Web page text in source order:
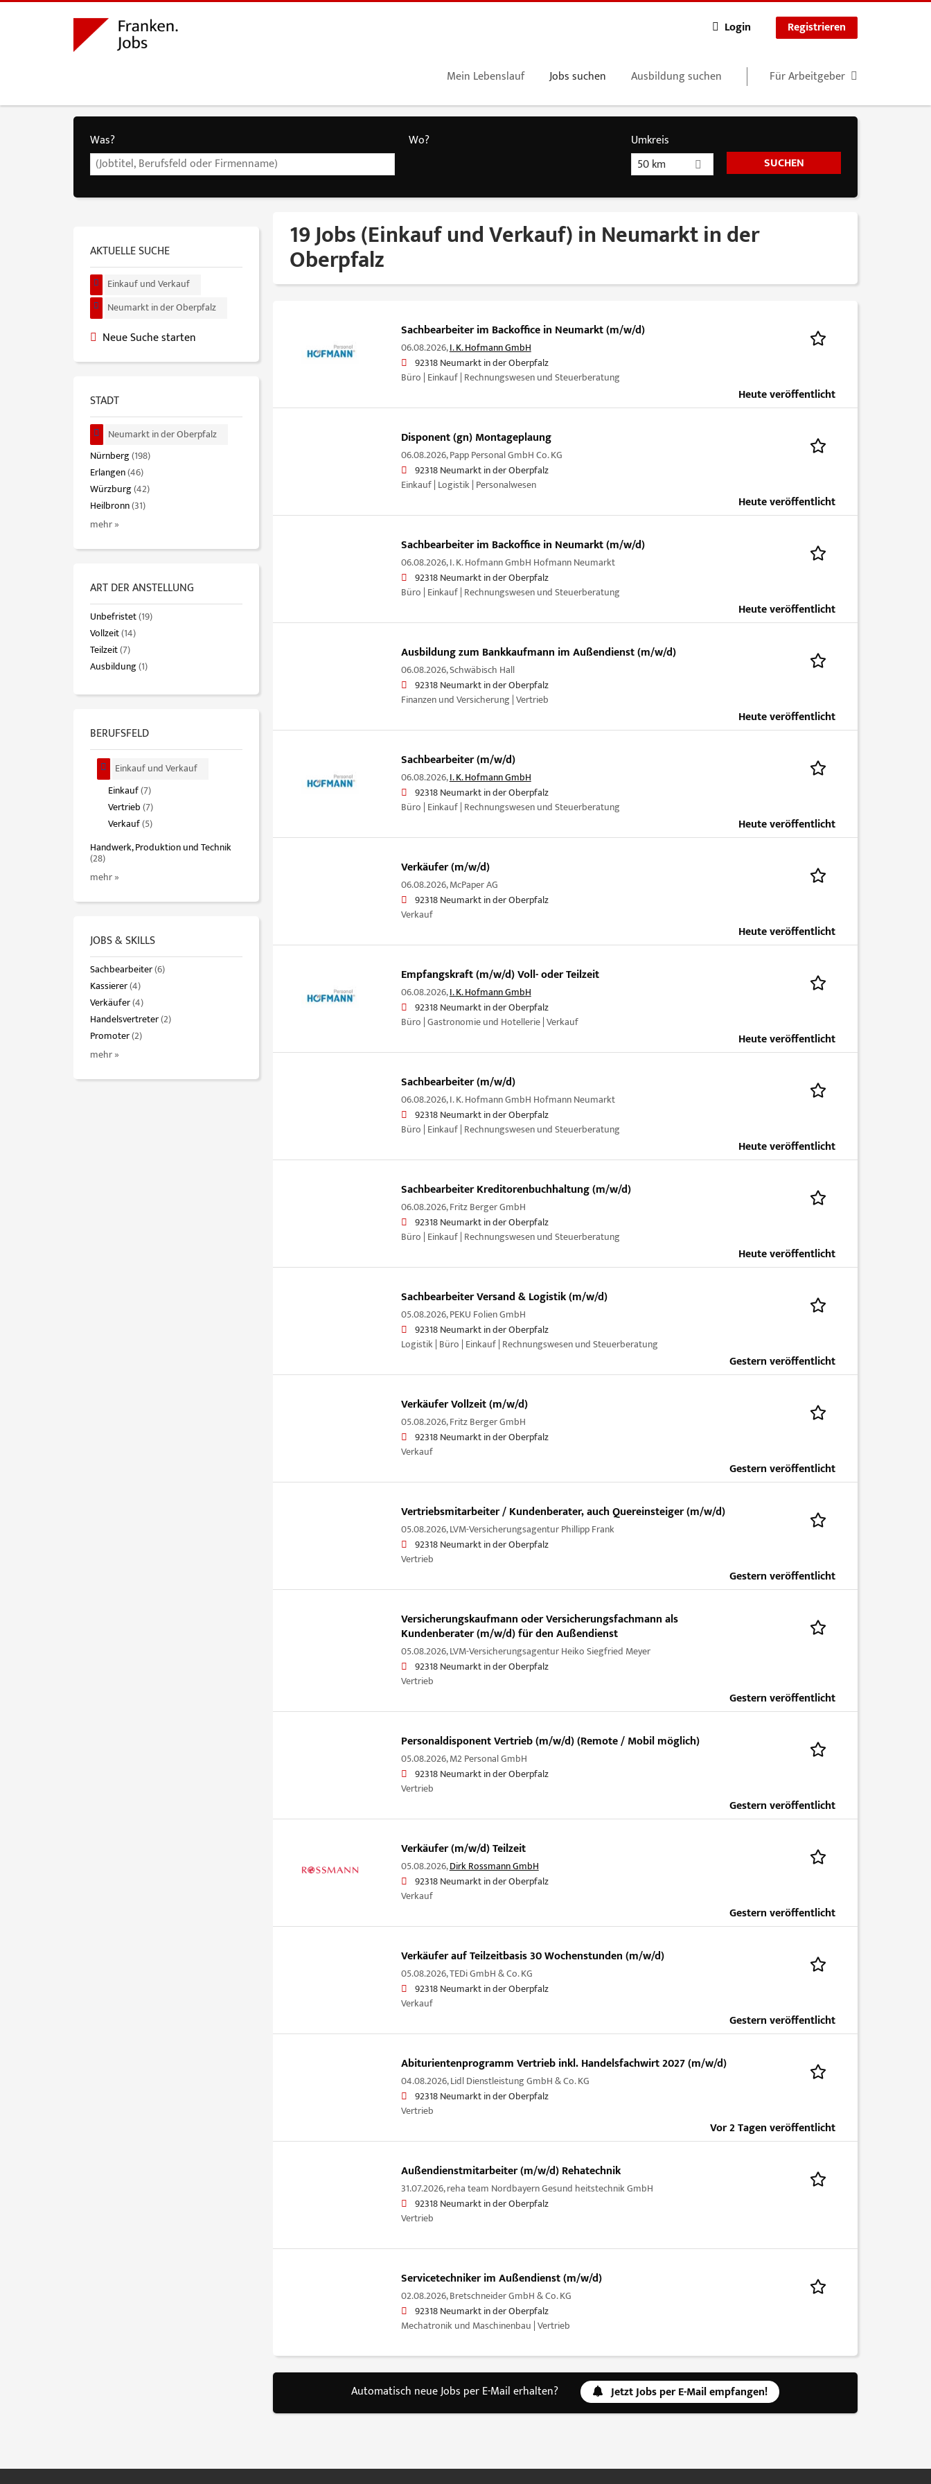
Login Registrieren
Mein Lebenslauf Jobs suchen Ausbildung suchen Für Arbeitgeber
Was? Wo?
Umkreis
50 km
19 Jobs (Einkauf und Verkauf) in Neumarkt in der
Oberpfalz
Sachbearbeiter im Backoffice in Neumarkt (m/w/d)
06.08.2026,I. K. Hofmann GmbH
92318 Neumarkt in der Oberpfalz
Büro | Einkauf | Rechnungswesen und Steuerberatung
Heute veröffentlicht
Disponent (gn) Montageplaung
06.08.2026,Papp Personal GmbH Co. KG
92318 Neumarkt in der Oberpfalz
Einkauf | Logistik | Personalwesen
Heute veröffentlicht
Sachbearbeiter im Backoffice in Neumarkt (m/w/d)
06.08.2026,I. K. Hofmann GmbH Hofmann Neumarkt
92318 Neumarkt in der Oberpfalz
Büro | Einkauf | Rechnungswesen und Steuerberatung
Heute veröffentlicht
Ausbildung zum Bankkaufmann im Außendienst (m/w/d)
06.08.2026,Schwäbisch Hall
92318 Neumarkt in der Oberpfalz
Finanzen und Versicherung | Vertrieb
Heute veröffentlicht
Sachbearbeiter (m/w/d)
06.08.2026,I. K. Hofmann GmbH
92318 Neumarkt in der Oberpfalz
Büro | Einkauf | Rechnungswesen und Steuerberatung
Heute veröffentlicht
Verkäufer (m/w/d)
06.08.2026,McPaper AG
92318 Neumarkt in der Oberpfalz
Verkauf
Heute veröffentlicht
Empfangskraft (m/w/d) Voll- oder Teilzeit
06.08.2026,I. K. Hofmann GmbH
92318 Neumarkt in der Oberpfalz
Büro | Gastronomie und Hotellerie | Verkauf
Heute veröffentlicht
Sachbearbeiter (m/w/d)
06.08.2026,I. K. Hofmann GmbH Hofmann Neumarkt
92318 Neumarkt in der Oberpfalz
Büro | Einkauf | Rechnungswesen und Steuerberatung
Heute veröffentlicht
Sachbearbeiter Kreditorenbuchhaltung (m/w/d)
06.08.2026,Fritz Berger GmbH
92318 Neumarkt in der Oberpfalz
Büro | Einkauf | Rechnungswesen und Steuerberatung
Heute veröffentlicht
Sachbearbeiter Versand & Logistik (m/w/d)
05.08.2026,PEKU Folien GmbH
92318 Neumarkt in der Oberpfalz
Logistik | Büro | Einkauf | Rechnungswesen und Steuerberatung
Gestern veröffentlicht
Verkäufer Vollzeit (m/w/d)
05.08.2026,Fritz Berger GmbH
92318 Neumarkt in der Oberpfalz
Verkauf
Gestern veröffentlicht
Vertriebsmitarbeiter / Kundenberater, auch Quereinsteiger (m/w/d)
05.08.2026,LVM-Versicherungsagentur Phillipp Frank
92318 Neumarkt in der Oberpfalz
Vertrieb
Gestern veröffentlicht
Versicherungskaufmann oder Versicherungsfachmann als
Kundenberater (m/w/d) für den Außendienst
05.08.2026,LVM-Versicherungsagentur Heiko Siegfried Meyer
92318 Neumarkt in der Oberpfalz
Vertrieb
Gestern veröffentlicht
Personaldisponent Vertrieb (m/w/d) (Remote / Mobil möglich)
05.08.2026,M2 Personal GmbH
92318 Neumarkt in der Oberpfalz
Vertrieb
Gestern veröffentlicht
Verkäufer (m/w/d) Teilzeit
05.08.2026,Dirk Rossmann GmbH
92318 Neumarkt in der Oberpfalz
Verkauf
Gestern veröffentlicht
Verkäufer auf Teilzeitbasis 30 Wochenstunden (m/w/d)
05.08.2026,TEDi GmbH & Co. KG
92318 Neumarkt in der Oberpfalz
Verkauf
Gestern veröffentlicht
Abiturientenprogramm Vertrieb inkl. Handelsfachwirt 2027 (m/w/d)
04.08.2026,Lidl Dienstleistung GmbH & Co. KG
92318 Neumarkt in der Oberpfalz
Vertrieb
Vor 2 Tagen veröffentlicht
Außendienstmitarbeiter (m/w/d) Rehatechnik
31.07.2026,reha team Nordbayern Gesund heitstechnik GmbH
92318 Neumarkt in der Oberpfalz
Vertrieb
Servicetechniker im Außendienst (m/w/d)
02.08.2026,Bretschneider GmbH & Co. KG
92318 Neumarkt in der Oberpfalz
Mechatronik und Maschinenbau | Vertrieb
Automatisch neue Jobs per E-Mail erhalten? Jetzt Jobs per E-Mail empfangen!
AKTUELLE SUCHE
Einkauf und Verkauf
Neumarkt in der Oberpfalz
Neue Suche starten
STADT
Neumarkt in der Oberpfalz
Nürnberg(198)
Erlangen(46)
Würzburg(42)
Heilbronn(31)
mehr »
ART DER ANSTELLUNG
Unbefristet(19)
Vollzeit(14)
Teilzeit(7)
Ausbildung(1)
BERUFSFELD
Einkauf und Verkauf
Einkauf(7)
Vertrieb(7)
Verkauf(5)
Handwerk, Produktion und Technik
(28)
mehr »
JOBS & SKILLS
Sachbearbeiter(6)
Kassierer(4)
Verkäufer(4)
Handelsvertreter(2)
Promoter(2)
mehr »